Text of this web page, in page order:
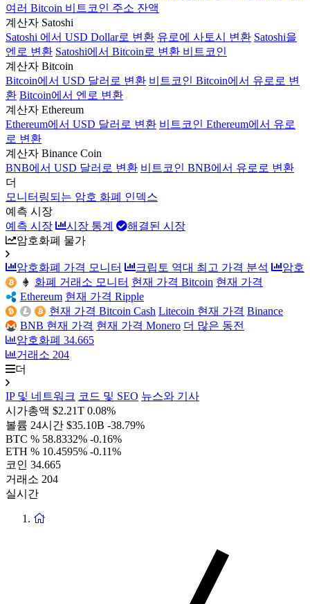
여러 Bitcoin 비트코인 주소 잔액
계산자 Satoshi
Satoshi 에서 USD Dollar로 변환 유로에 사토시 변환 Satoshi을
엔로 변환 Satoshi에서 Bitcoin로 변환 비트코인
계산자 Bitcoin
Bitcoin에서 USD 달러로 변환 비트코인 Bitcoin에서 유로로 변
환 Bitcoin에서 엔로 변환
계산자 Ethereum
Ethereum에서 USD 달러로 변환 비트코인 Ethereum에서 유로
로 변환
계산자 Binance Coin
BNB에서 USD 달러로 변환 비트코인 BNB에서 유로로 변환
더
모니터링되는 암호 화폐 인덱스
예측 시장
예측 시장
시장 통계
해결된 시장
암호화폐 물가
암호화폐 가격 모니터 크립토 역대 최고 가격 분석
암호
화폐 거래소 모니터 현재 가격 Bitcoin 현재 가격
Ethereum 현재 가격 Ripple
현재 가격 Bitcoin Cash Litecoin 현재 가격 Binance
BNB 현재 가격 현재 가격 Monero 더 많은 동전
암호화폐 34.665
거래소 204
더
IP 및 네트워크 코드 및 SEO 뉴스와 기사
시가총액 $2.21T 0.08%
볼륨 24시간 $35.10B -38.79%
BTC % 58.8332% -0.16%
ETH % 10.4595% -0.11%
코인 34.665
거래소 204
실시간